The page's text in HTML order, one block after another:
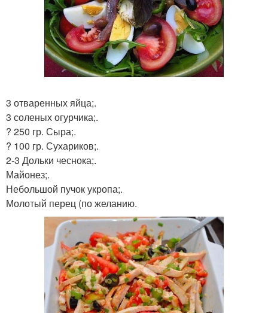
3 отваренных яйца;.
3 соленых огурчика;.
? 250 гр. Сыра;.
? 100 гр. Сухариков;.
2-3 Дольки чеснока;.
Майонез;.
Небольшой пучок укропа;.
Молотый перец (по желанию.